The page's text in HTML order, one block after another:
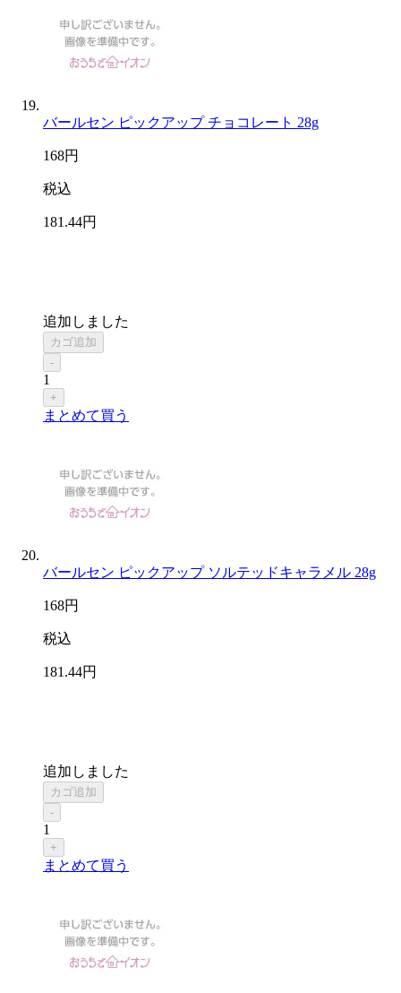
バールセン ピックアップ チョコレート 28g
168円
税込
181 .44円
追加しました
カゴ追加
-
1
+
まとめて買う
バールセン ピックアップ ソルテッドキャラメル 28g
168円
税込
181 .44円
追加しました
カゴ追加
-
1
+
まとめて買う